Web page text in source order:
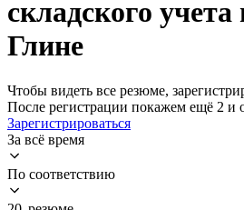
складского
Глине
Чтобы видеть все резюме,
После регистрации покажем ещё 2 и
Зарегистрироваться
За всё время
По соответствию